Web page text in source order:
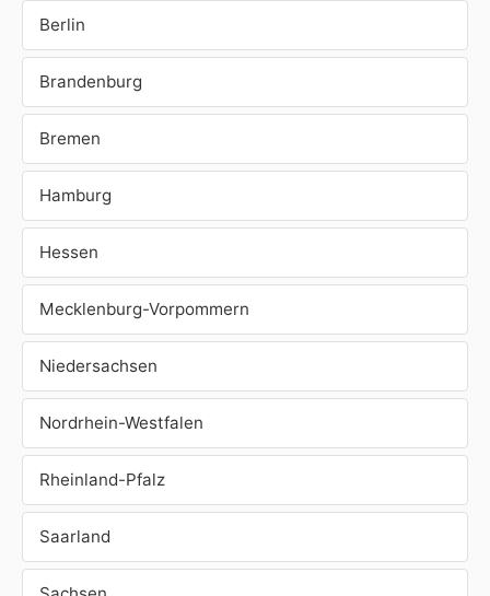
Berlin
Brandenburg
Bremen
Hamburg
Hessen
Mecklenburg-Vorpommern
Niedersachsen
Nordrhein-Westfalen
Rheinland-Pfalz
Saarland